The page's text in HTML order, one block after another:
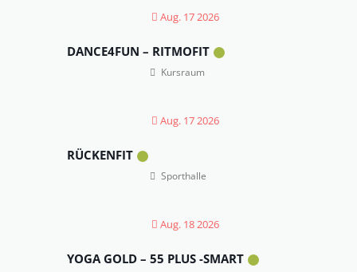
Aug. 17 2026
DANCE4FUN – RITMOFIT
Kursraum
Aug. 17 2026
RÜCKENFIT
Sporthalle
Aug. 18 2026
YOGA GOLD – 55 PLUS -SMART